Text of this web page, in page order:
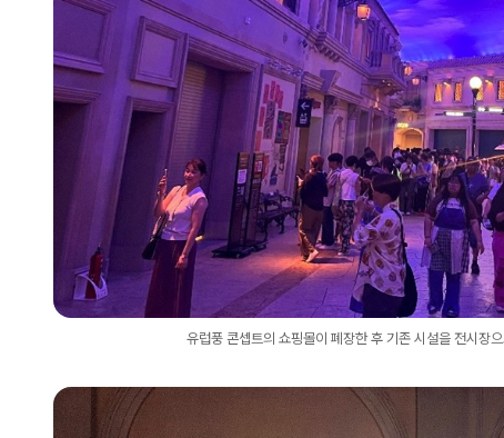
유럽풍 콘셉트의 쇼핑몰이 폐장한 후 기존 시설을 전